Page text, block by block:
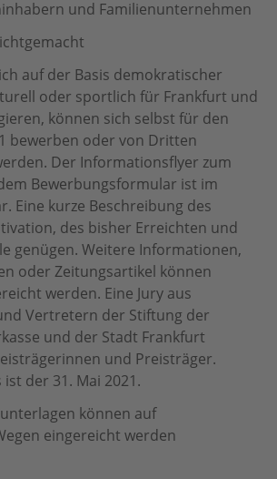
und Familienunternehmen
auf der Basis demokratischer
oder sportlich für Frankfurt und
können sich selbst für den
bewerben oder von Dritten
Der Informationsflyer zum
Bewerbungsformular ist im
Eine kurze Beschreibung des
des bisher Erreichten und
genügen. Weitere Informationen,
oder Zeitungsartikel können
werden. Eine Jury aus
Vertretern der Stiftung der
und der Stadt Frankfurt
und Preisträger.
der 31. Mai 2021.
können auf
eingereicht werden